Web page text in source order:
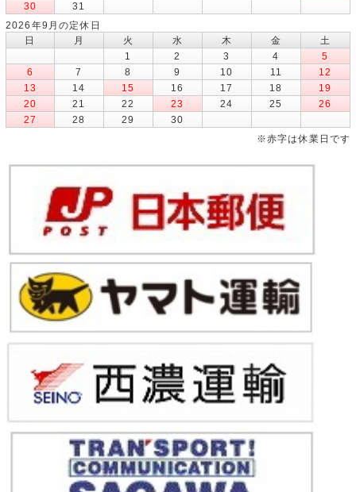
30
31
2026年9月の定休日
日
月 火 水 木 金
土
1
2 3 4
5
6
7 8 9 10 11
12
13
14 15 16 17 18
19
20
21 22 23 24 25
26
27
28 29
30
※赤字は休業日です